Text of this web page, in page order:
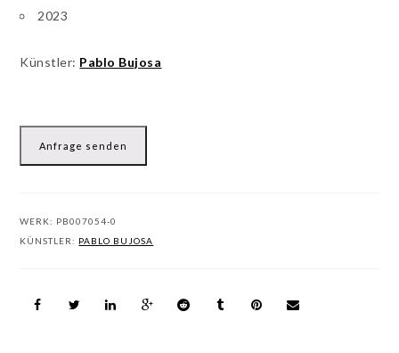
2023
Künstler: Pablo Bujosa
Anfrage senden
WERK: PB007054-0
KÜNSTLER: PABLO BUJOSA